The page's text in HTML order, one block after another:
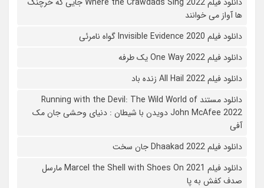
ها آواز می خوانند
دانلود فیلم 2020 Invisible Evidence گواه نامرئی
دانلود فیلم One Way 2022 یک طرفه
دانلود فیلم All Hail 2022 زنده باد
دانلود مستند Running with the Devil: The Wild World of
John McAfee 2022 دویدن با شیطان : دنیای وحشی جان مک
آفی
دانلود فیلم Dhaakad 2022 جان سخت
دانلود فیلم Marcel the Shell with Shoes On 2021 مارسل
صدف کفش به پا